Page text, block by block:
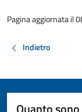
Pagina aggiornata il
Indietro